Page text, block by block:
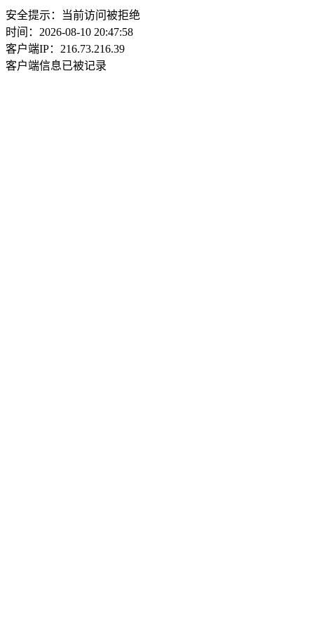
安全提示：当前访问被拒绝
时间：2026-08-10 20:47:58
客户端IP：216.73.216.39
客户端信息已被记录